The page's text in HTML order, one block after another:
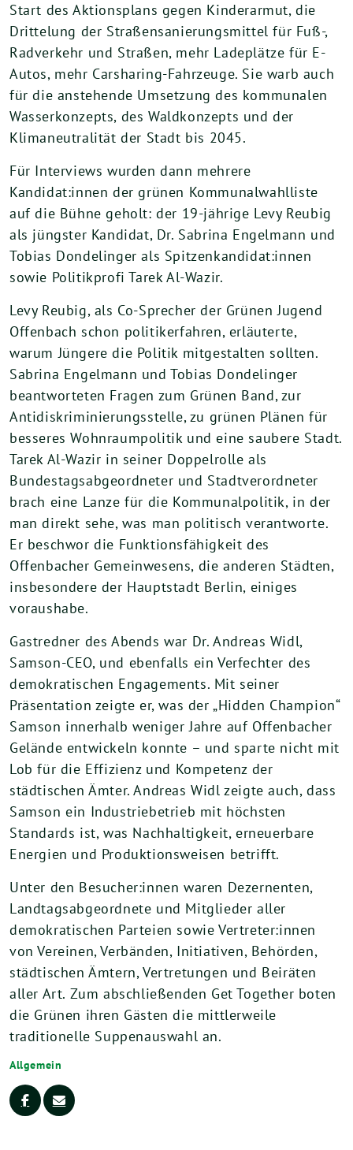
Start des Aktionsplans gegen Kinderarmut, die
Drittelung der Straßensanierungsmittel für Fuß-,
Radverkehr und Straßen, mehr Ladeplätze für E-
Autos, mehr Carsharing-Fahrzeuge. Sie warb auch
für die anstehende Umsetzung des kommunalen
Wasserkonzepts, des Waldkonzepts und der
Klimaneutralität der Stadt bis 2045.
Für Interviews wurden dann mehrere
Kandidat:innen der grünen Kommunalwahlliste
auf die Bühne geholt: der 19-jährige Levy Reubig
als jüngster Kandidat, Dr. Sabrina Engelmann und
Tobias Dondelinger als Spitzenkandidat:innen
sowie Politikprofi Tarek Al-Wazir.
Levy Reubig, als Co-Sprecher der Grünen Jugend
Offenbach schon politikerfahren, erläuterte,
warum Jüngere die Politik mitgestalten sollten.
Sabrina Engelmann und Tobias Dondelinger
beantworteten Fragen zum Grünen Band, zur
Antidiskriminierungsstelle, zu grünen Plänen für
besseres Wohnraumpolitik und eine saubere Stadt.
Tarek Al-Wazir in seiner Doppelrolle als
Bundestagsabgeordneter und Stadtverordneter
brach eine Lanze für die Kommunalpolitik, in der
man direkt sehe, was man politisch verantworte.
Er beschwor die Funktionsfähigkeit des
Offenbacher Gemeinwesens, die anderen Städten,
insbesondere der Hauptstadt Berlin, einiges
voraushabe.
Gastredner des Abends war Dr. Andreas Widl,
Samson-CEO, und ebenfalls ein Verfechter des
demokratischen Engagements. Mit seiner
Präsentation zeigte er, was der „Hidden Champion“
Samson innerhalb weniger Jahre auf Offenbacher
Gelände entwickeln konnte – und sparte nicht mit
Lob für die Effizienz und Kompetenz der
städtischen Ämter. Andreas Widl zeigte auch, dass
Samson ein Industriebetrieb mit höchsten
Standards ist, was Nachhaltigkeit, erneuerbare
Energien und Produktionsweisen betrifft.
Unter den Besucher:innen waren Dezernenten,
Landtagsabgeordnete und Mitglieder aller
demokratischen Parteien sowie Vertreter:innen
von Vereinen, Verbänden, Initiativen, Behörden,
städtischen Ämtern, Vertretungen und Beiräten
aller Art. Zum abschließenden Get Together boten
die Grünen ihren Gästen die mittlerweile
traditionelle Suppenauswahl an.
Allgemein